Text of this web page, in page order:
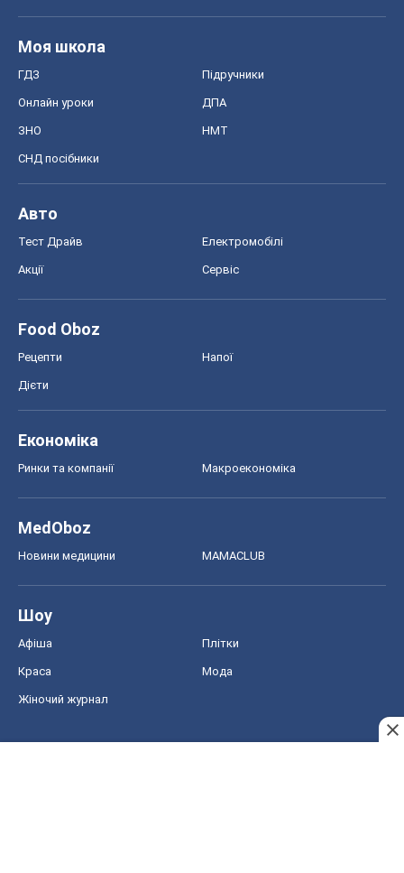
Моя школа
ГДЗ Підручники
Онлайн уроки ДПА
ЗНО НМТ
СНД посібники
Авто
Тест Драйв Електромобілі
Акції Сервіс
Food Oboz
Рецепти Напої
Дієти
Економіка
Ринки та компанії Макроекономіка
MedOboz
Новини медицини MAMACLUB
Шоу
Афіша Плітки
Краса Мода
Жіночий журнал